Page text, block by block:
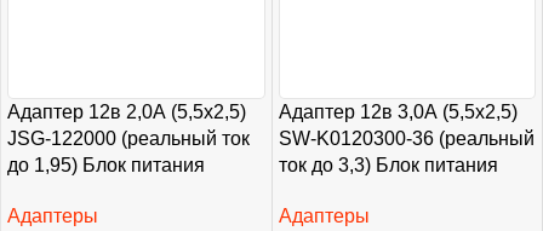
Адаптер 12в 2,0А (5,5х2,5)
JSG-122000 (реальный ток
до 1,95) Блок питания
Адаптеры
Адаптер 12в 3,0А (5,5х2,5)
SW-K0120300-36 (реальный
ток до 3,3) Блок питания
Адаптеры